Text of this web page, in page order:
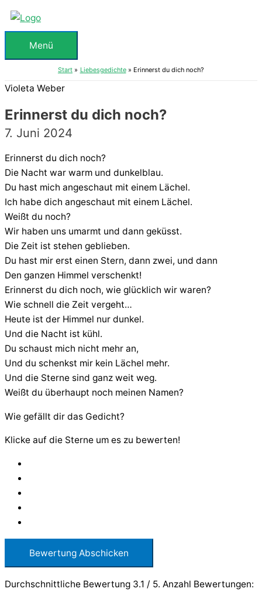
Zum
Inhalt
springenMenü
Menü
Start Liebesgedichte Erinnerst du dich noch?
Violeta Weber
Erinnerst du dich noch?
7. Juni 2024
Erinnerst du dich noch?
Die Nacht war warm und dunkelblau.
Du hast mich angeschaut mit einem Lächel.
Ich habe dich angeschaut mit einem Lächel.
Weißt du noch?
Wir haben uns umarmt und dann geküsst.
Die Zeit ist stehen geblieben.
Du hast mir erst einen Stern, dann zwei, und dann
Den ganzen Himmel verschenkt!
Erinnerst du dich noch, wie glücklich wir waren?
Wie schnell die Zeit vergeht…
Heute ist der Himmel nur dunkel.
Und die Nacht ist kühl.
Du schaust mich nicht mehr an,
Und du schenkst mir kein Lächel mehr.
Und die Sterne sind ganz weit weg.
Weißt du überhaupt noch meinen Namen?
Wie gefällt dir das Gedicht?
Klicke auf die Sterne um es zu bewerten!
Bewertung Abschicken
Durchschnittliche Bewertung 3.1 / 5. Anzahl Bewertungen: